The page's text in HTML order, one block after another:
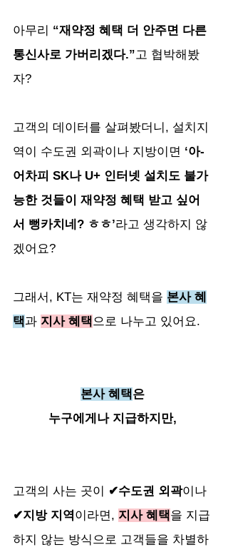
아무리 “재약정 혜택 더 안주면 다른
통신사로 가버리겠다.”고 협박해봤
자?
고객의 데이터를 살펴봤더니, 설치지
역이 수도권 외곽이나 지방이면 ‘아-
어차피 SK나 U+ 인터넷 설치도 불가
능한 것들이 재약정 혜택 받고 싶어
서 뻥카치네? ㅎㅎ’라고 생각하지 않
겠어요?
그래서, KT는 재약정 혜택을 본사 혜
택과 지사 혜택 으로 나누고 있어요.
본사 혜택은
누구에게나 지급하지만,
고객의 사는 곳이 ✔수도권 외곽이나
✔지방 지역이라면, 지사 혜택을 지급
하지 않는 방식으로 고객들을 차별하